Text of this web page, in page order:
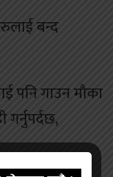
बन्द
पनि गाउन मौका
गर्नुपर्दछ,
क्षमतावान